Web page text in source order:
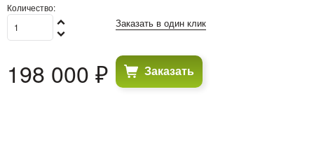
Количество:
198 000 ₽
Заказать в один клик
Заказать